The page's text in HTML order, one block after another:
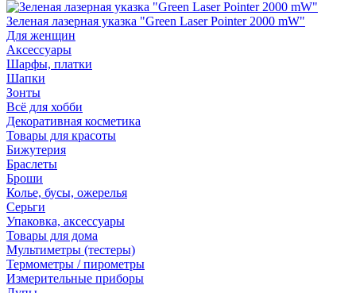
Зеленая лазерная указка "Green Laser Pointer 2000 mW"
Для женщин
Аксессуары
Шарфы, платки
Шапки
Зонты
Всё для хобби
Декоративная косметика
Товары для красоты
Бижутерия
Браслеты
Броши
Колье, бусы, ожерелья
Серьги
Упаковка, аксессуары
Товары для дома
Мультиметры (тестеры)
Термометры / пирометры
Измерительные приборы